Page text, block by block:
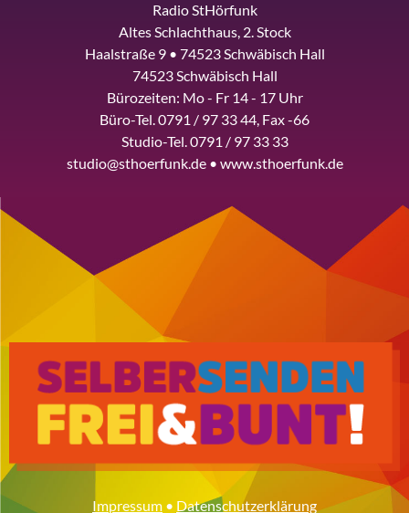
Radio StHörfunk
Altes Schlachthaus, 2. Stock
Haalstraße 9 • 74523 Schwäbisch Hall
74523 Schwäbisch Hall
Bürozeiten: Mo - Fr 14 - 17 Uhr
Büro-Tel. 0791 / 97 33 44, Fax -66
Studio-Tel. 0791 / 97 33 33
studio@sthoerfunk.de • www.sthoerfunk.de
Impressum • Datenschutzerklärung